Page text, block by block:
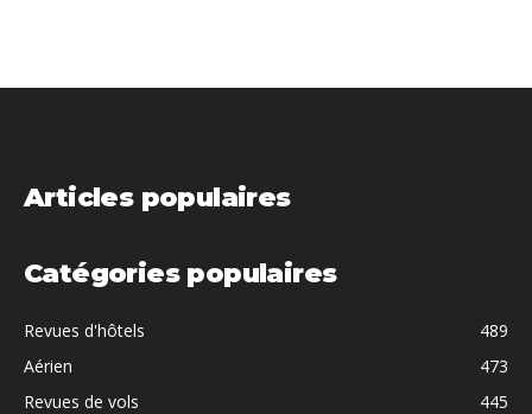
Articles populaires
Catégories populaires
Revues d'hôtels
489
Aérien
473
Revues de vols
445